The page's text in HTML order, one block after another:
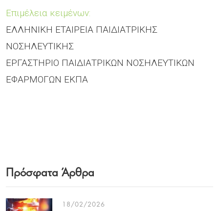
Επιμέλεια κειμένων:
ΕΛΛΗΝΙΚΗ ΕΤΑΙΡΕΙΑ ΠΑΙΔΙΑΤΡΙΚΗΣ
ΝΟΣΗΛΕΥΤΙΚΗΣ
ΕΡΓΑΣΤΗΡΙΟ ΠΑΙΔΙΑΤΡΙΚΩΝ ΝΟΣΗΛΕΥΤΙΚΩΝ
ΕΦΑΡΜΟΓΩΝ ΕΚΠΑ
Πρόσφατα Άρθρα
18/02/2026